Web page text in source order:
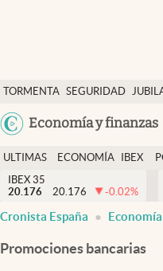
TORMENTA SEGURIDAD
Economía y finanzas
Economía y finanzas
Política
Actualidad
Criptomonedas
España
ULTIMAS
NOTICIAS
ECONOMÍA
FINANZAS
IBEX
EURO
IBEX 35
20.176
20.176 -0.02%
Cronista España
Promociones bancarias